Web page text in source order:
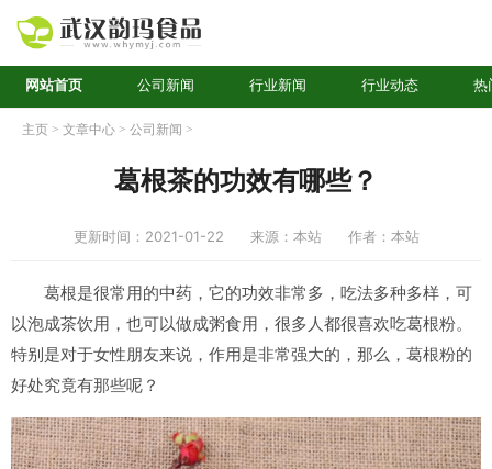
网站首页 公司新闻 行业新闻 行业动态 热
主页 > 文章中心 > 公司新闻 >
葛根茶的功效有哪些？
更新时间：2021-01-22 来源：本站 作者：本站
葛根是很常用的中药，它的功效非常多，吃法多种多样，可
以泡成茶饮用，也可以做成粥食用，很多人都很喜欢吃葛根粉。
特别是对于女性朋友来说，作用是非常强大的，那么，葛根粉的
好处究竟有那些呢？